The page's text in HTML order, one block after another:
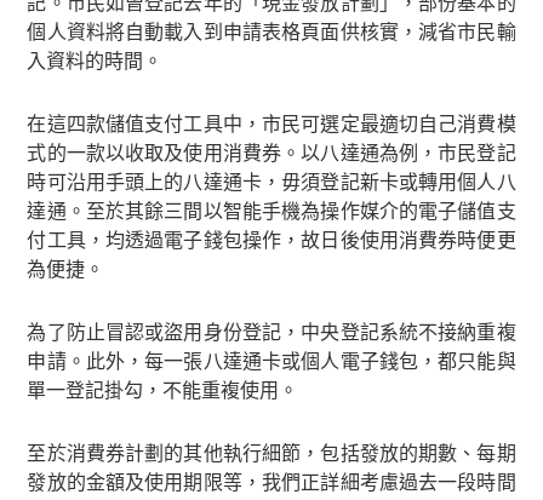
個人資料將自動載入到申請表格頁面供核實，減省市民輸
入資料的時間。
在這四款儲值支付工具中，市民可選定最適切自己消費模
式的一款以收取及使用消費券。以八達通為例，市民登記
時可沿用手頭上的八達通卡，毋須登記新卡或轉用個人八
達通。至於其餘三間以智能手機為操作媒介的電子儲值支
付工具，均透過電子錢包操作，故日後使用消費券時便更
為便捷。
為了防止冒認或盜用身份登記，中央登記系統不接納重複
申請。此外，每一張八達通卡或個人電子錢包，都只能與
單一登記掛勾，不能重複使用。
至於消費券計劃的其他執行細節，包括發放的期數、每期
發放的金額及使用期限等，我們正詳細考慮過去一段時間